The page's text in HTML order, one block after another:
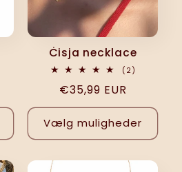
Ċisja necklace
(2)
Normalpris
€35,99 EUR
Vælg muligheder